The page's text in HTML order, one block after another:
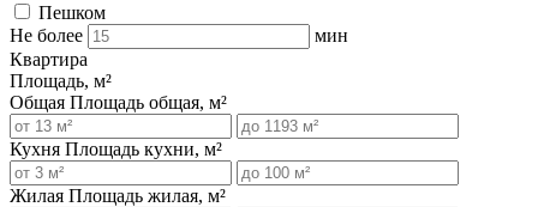
Пешком
Не более
мин
Квартира
Площадь, м²
Общая Площадь общая, м²
Кухня Площадь кухни, м²
Жилая Площадь жилая, м²